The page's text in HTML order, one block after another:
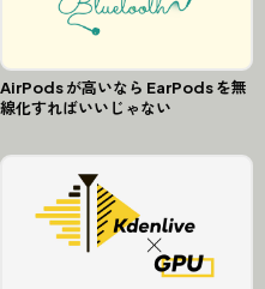
AirPods が高いなら EarPods を無
線化すればいいじゃない